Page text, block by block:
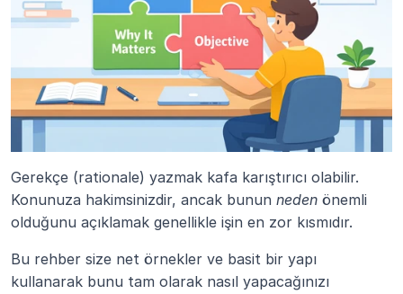
Gerekçe (rationale) yazmak kafa karıştırıcı olabilir.
Konunuza hakimsinizdir, ancak bunun neden önemli
olduğunu açıklamak genellikle işin en zor kısmıdır.
Bu rehber size net örnekler ve basit bir yapı
kullanarak bunu tam olarak nasıl yapacağınızı